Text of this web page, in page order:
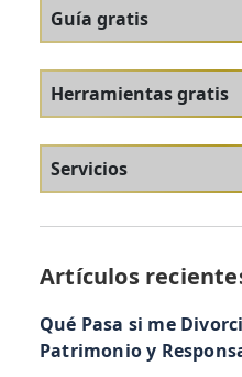
Guía gratis
Herramientas gratis
Servicios
Artículos
Qué Pasa si me
Patrimonio y